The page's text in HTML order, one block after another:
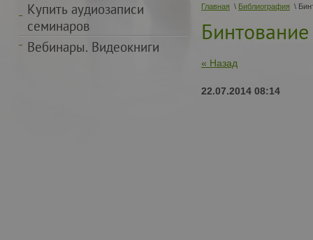
Главная \ Библиография \
« Назад
22.07.2014 08:14
Купить аудиозаписи
семинаров
Вебинары. Видеокниги